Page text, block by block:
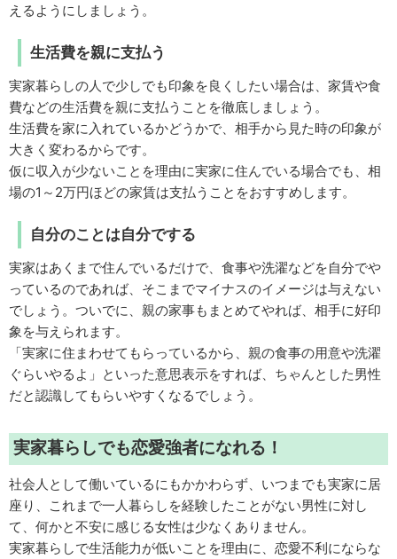
えるようにしましょう。
生活費を親に支払う
実家暮らしの人で少しでも印象を良くしたい場合は、家賃や食
費などの生活費を親に支払うことを徹底しましょう。
生活費を家に入れているかどうかで、相手から見た時の印象が
大きく変わるからです。
仮に収入が少ないことを理由に実家に住んでいる場合でも、相
場の1～2万円ほどの家賃は支払うことをおすすめします。
自分のことは自分でする
実家はあくまで住んでいるだけで、食事や洗濯などを自分でや
っているのであれば、そこまでマイナスのイメージは与えない
でしょう。ついでに、親の家事もまとめてやれば、相手に好印
象を与えられます。
「実家に住まわせてもらっているから、親の食事の用意や洗濯
ぐらいやるよ」といった意思表示をすれば、ちゃんとした男性
だと認識してもらいやすくなるでしょう。
実家暮らしでも恋愛強者になれる！
社会人として働いているにもかかわらず、いつまでも実家に居
座り、これまで一人暮らしを経験したことがない男性に対し
て、何かと不安に感じる女性は少なくありません。
実家暮らしで生活能力が低いことを理由に、恋愛不利にならな